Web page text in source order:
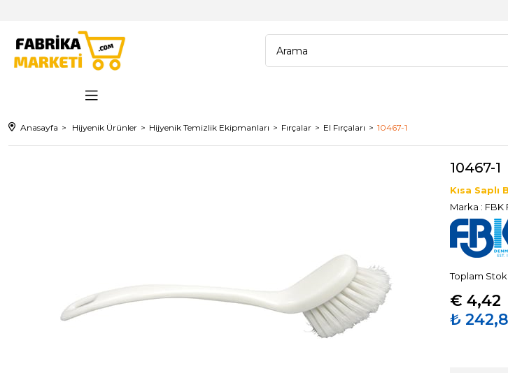
Anasayfa Hijyenik Ürünler Hijyenik Temizlik Ekipmanları Fırçalar El Fırçaları 10467-1
10467-1
Kısa Saplı
Marka : FBK
Toplam
€ 4,42
₺